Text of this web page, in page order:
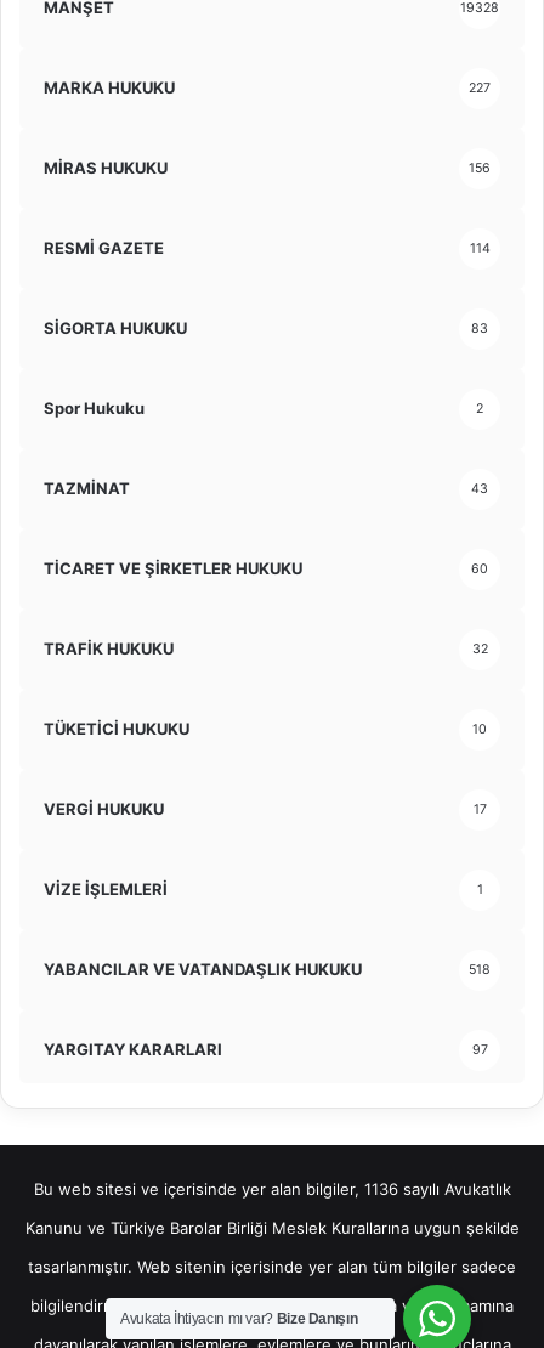
MANŞET 19328
MARKA HUKUKU 227
MİRAS HUKUKU 156
RESMİ GAZETE 114
SİGORTA HUKUKU 83
Spor Hukuku 2
TAZMİNAT 43
TİCARET VE ŞİRKETLER HUKUKU 60
TRAFİK HUKUKU 32
TÜKETİCİ HUKUKU 10
VERGİ HUKUKU 17
VİZE İŞLEMLERİ 1
YABANCILAR VE VATANDAŞLIK HUKUKU 518
YARGITAY KARARLARI 97
Bu web sitesi ve içerisinde yer alan bilgiler, 1136 sayılı Avukatlık
Kanunu ve Türkiye Barolar Birliği Meslek Kurallarına uygun şekilde
tasarlanmıştır. Web sitenin içerisinde yer alan tüm bilgiler sadece
bilgilendirme amaçlı olup, bu bilgilerin bir kısmına veya tamamına
Avukata İhtiyacın mı var? Bize Danışın